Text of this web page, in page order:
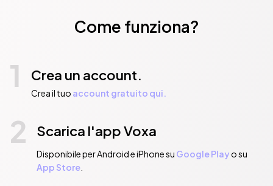
Come funziona?
1 Crea un account.
Crea il tuo account gratuito qui.
2 Scarica l'app Voxa
Disponibile per Android e iPhone su Google Playo su
App Store.